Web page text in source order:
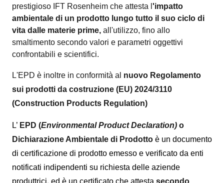
prestigioso IFT Rosenheim che attesta l 'impatto
ambientale di un prodotto lungo tutto il suo ciclo di
vita dalle materie prime, all'utilizzo, fino allo
smaltimento secondo valori e parametri oggettivi
confrontabili e scientifici.
L'EPD è inoltre in conformità al nuovo Regolamento
sui prodotti da costruzione (EU) 2024/3110
(Construction Products Regulation)
L’ EPD (Environmental Product Declaration) o
Dichiarazione Ambientale di Prodotto è un documento
di certificazione di prodotto emesso e verificato da enti
notificati indipendenti su richiesta delle aziende
produttrici, ed è un certificato che attesta secondo